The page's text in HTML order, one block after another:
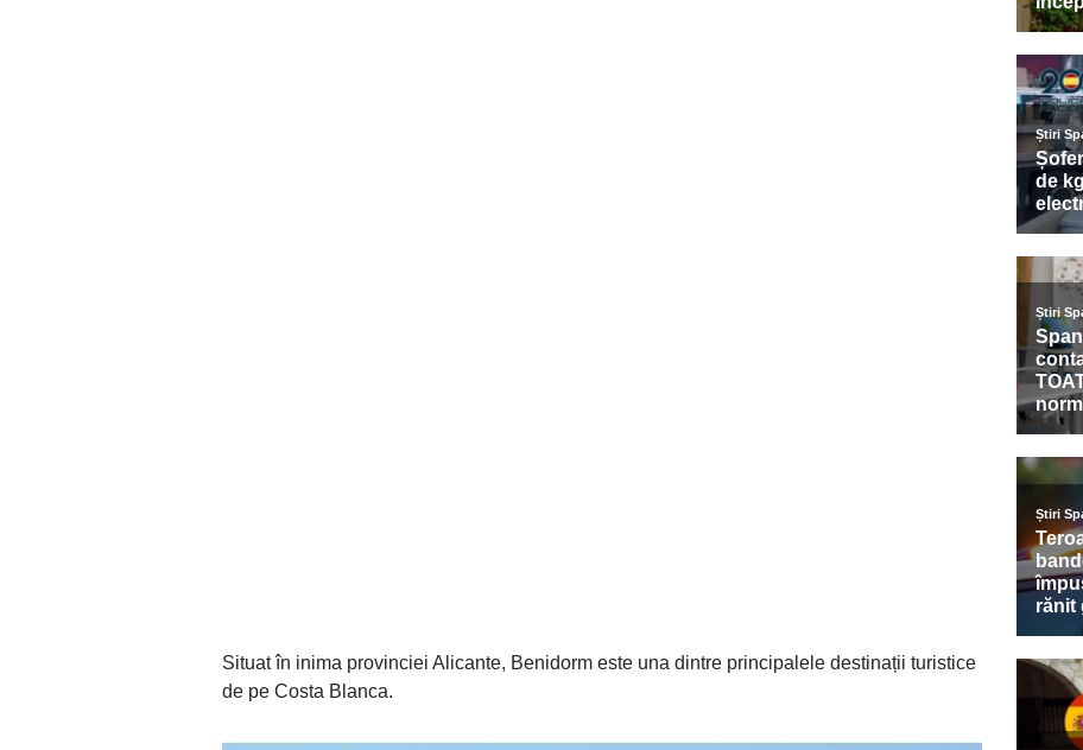
Situat în inima provinciei Alicante, Benidorm este una dintre principalele destinații turistice
de pe Costa Blanca.